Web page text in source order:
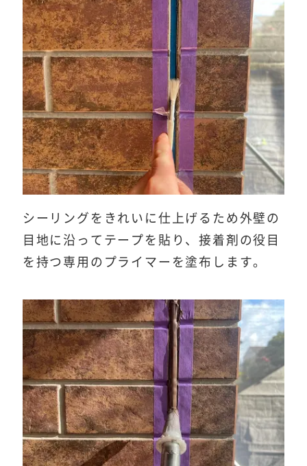
シーリングをきれいに仕上げるため外壁の
目地に沿ってテープを貼り、接着剤の役目
を持つ専用のプライマーを塗布します。